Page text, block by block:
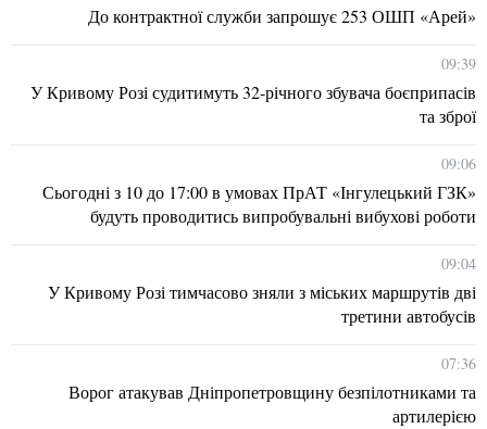
До контрактної служби запрошує 253 ОШП «Арей»
09:39
У Кривому Розі судитимуть 32-річного збувача боєприпасів
та зброї
09:06
Сьогодні з 10 до 17:00 в умовах ПрАТ «Інгулецький ГЗК»
будуть проводитись випробувальні вибухові роботи
09:04
У Кривому Розі тимчасово зняли з міських маршрутів дві
третини автобусів
07:36
Ворог атакував Дніпропетровщину безпілотниками та
артилерією